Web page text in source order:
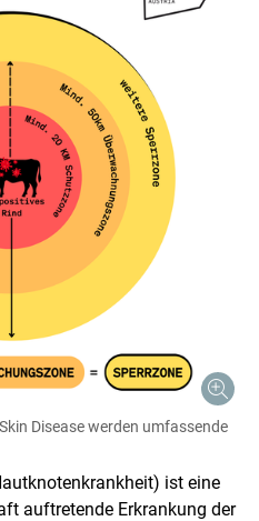
Disease werden umfassende
ist eine
auftretende Erkrankung der